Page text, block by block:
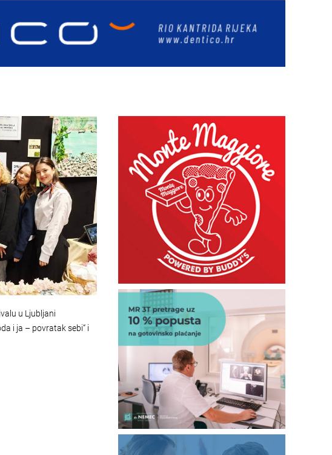
u Ljubljani
i ja – povratak sebi“ i